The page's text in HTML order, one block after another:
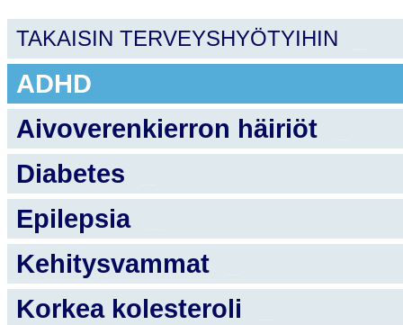
TAKAISIN TERVEYSHYÖTYIHIN
ADHD
Aivoverenkierron häiriöt
Diabetes
Epilepsia
Kehitysvammat
Korkea kolesteroli